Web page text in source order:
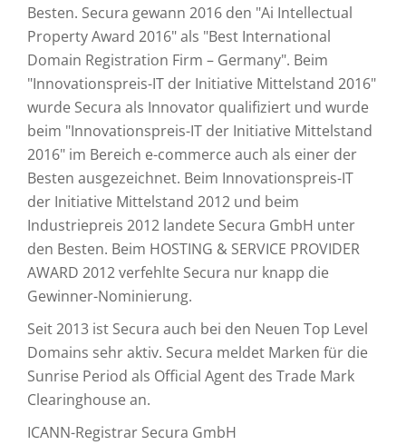
Besten. Secura gewann 2016 den "Ai Intellectual
Property Award 2016" als "Best International
Domain Registration Firm – Germany". Beim
"Innovationspreis-IT der Initiative Mittelstand 2016"
wurde Secura als Innovator qualifiziert und wurde
beim "Innovationspreis-IT der Initiative Mittelstand
2016" im Bereich e-commerce auch als einer der
Besten ausgezeichnet. Beim Innovationspreis-IT
der Initiative Mittelstand 2012 und beim
Industriepreis 2012 landete Secura GmbH unter
den Besten. Beim HOSTING & SERVICE PROVIDER
AWARD 2012 verfehlte Secura nur knapp die
Gewinner-Nominierung.
Seit 2013 ist Secura auch bei den Neuen Top Level
Domains sehr aktiv. Secura meldet Marken für die
Sunrise Period als Official Agent des Trade Mark
Clearinghouse an.
ICANN-Registrar Secura GmbH